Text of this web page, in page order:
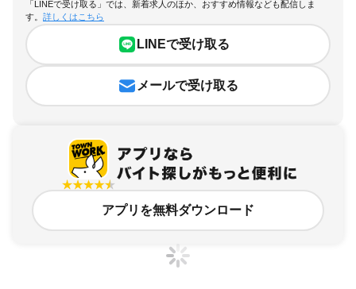
「LINEで受け取る」では、新着求人のほか、おすすめ情報なども配信しま
す。 詳しくはこちら
LINEで受け取る
メールで受け取る
アプリを無料ダウンロード